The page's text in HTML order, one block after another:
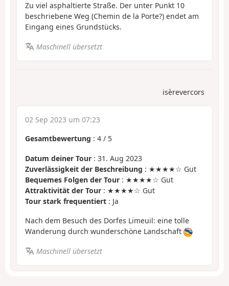
Zu viel asphaltierte Straße. Der unter Punkt 10
beschriebene Weg (Chemin de la Porte?) endet am
Eingang eines Grundstücks.
Maschinell übersetzt
isèrevercors
02 Sep 2023 um 07:23
Gesamtbewertung : 4 / 5
Datum deiner Tour : 31. Aug 2023
Zuverlässigkeit der Beschreibung : ★★★★☆ Gut
Bequemes Folgen der Tour : ★★★★☆ Gut
Attraktivität der Tour : ★★★★☆ Gut
Tour stark frequentiert : Ja
Nach dem Besuch des Dorfes Limeuil: eine tolle
Wanderung durch wunderschöne Landschaft
Maschinell übersetzt